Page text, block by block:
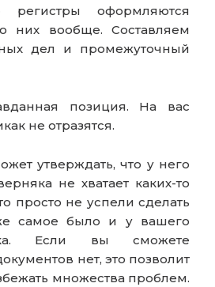
регистры оформляются
вообще. Составляем
дел и промежуточный
позиция. На вас
не отразятся.
утверждать, что у него
не хватает каких-то
просто не успели сделать
самое было и у вашего
Если вы сможете
нет, это позволит
множества проблем.